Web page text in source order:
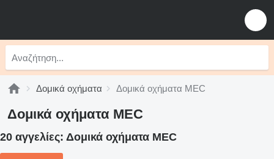
Δομικά οχήματα Δομικά οχήματα MEC
Δομικά οχήματα MEC
20 αγγελίες: Δομικά οχήματα MEC